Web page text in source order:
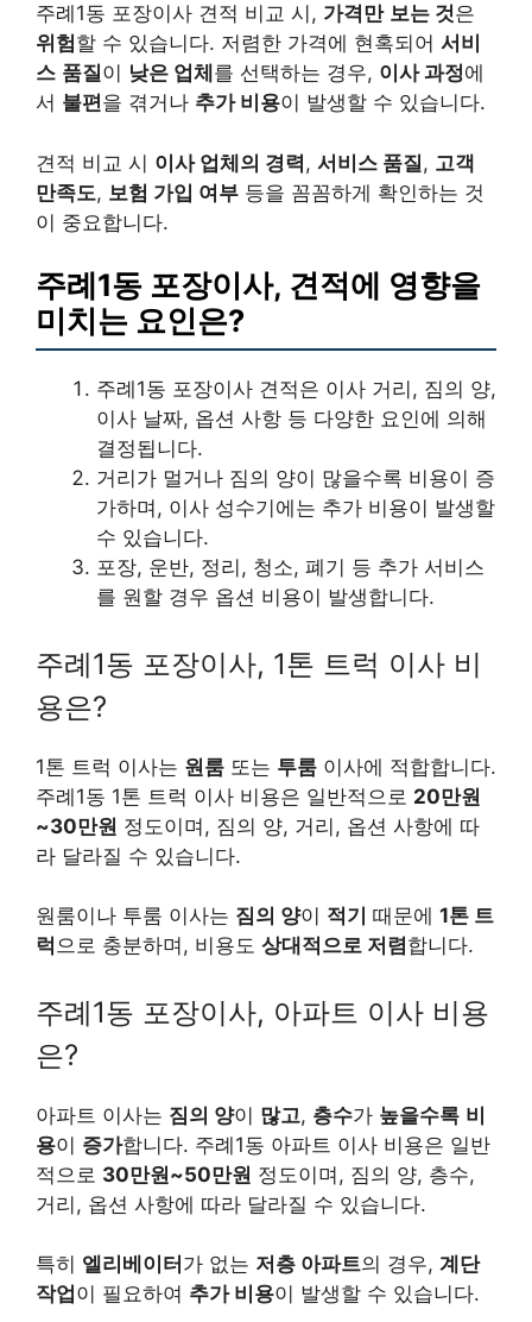
주례1동 포장이사 견적 비교 시, 가격만 보는 것은
위험할 수 있습니다. 저렴한 가격에 현혹되어 서비
스 품질이 낮은 업체 를 선택하는 경우, 이사 과정에
서 불편을 겪거나 추가 비용이 발생할 수 있습니다.
견적 비교 시 이사 업체의 경력, 서비스 품질, 고객
만족도, 보험 가입 여부 등을 꼼꼼하게 확인하는 것
이 중요합니다.
주례1동 포장이사, 견적에 영향을
미치는 요인은?
주례1동 포장이사 견적은 이사 거리, 짐의 양,
이사 날짜, 옵션 사항 등 다양한 요인에 의해
결정됩니다.
거리가 멀거나 짐의 양이 많을수록 비용이 증
가하며, 이사 성수기에는 추가 비용이 발생할
수 있습니다.
포장, 운반, 정리, 청소, 폐기 등 추가 서비스
를 원할 경우 옵션 비용이 발생합니다.
주례1동 포장이사, 1톤 트럭 이사 비
용은?
1톤 트럭 이사는 원룸 또는 투룸 이사에 적합합니다.
주례1동 1톤 트럭 이사 비용은 일반적으로 20만원
~30만원 정도이며, 짐의 양, 거리, 옵션 사항에 따
라 달라질 수 있습니다.
원룸이나 투룸 이사는 짐의 양이 적기 때문에 1톤 트
럭 으로 충분하며, 비용도 상대적으로 저렴합니다.
주례1동 포장이사, 아파트 이사 비용
은?
아파트 이사는 짐의 양이 많고, 층수가 높을수록 비
용이 증가합니다. 주례1동 아파트 이사 비용은 일반
적으로 30만원~50만원 정도이며, 짐의 양, 층수,
거리, 옵션 사항에 따라 달라질 수 있습니다.
특히 엘리베이터 가 없는 저층 아파트의 경우, 계단
작업 이 필요하여 추가 비용이 발생할 수 있습니다.